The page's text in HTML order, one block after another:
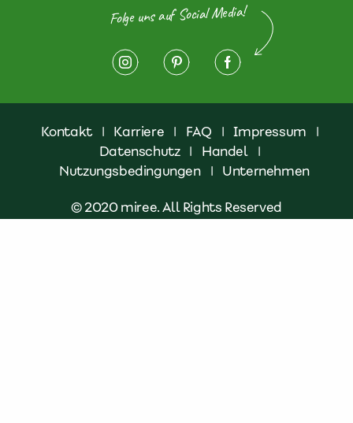
Folge uns auf Social Media!
Kontakt | Karriere | FAQ | Impressum
|
Datenschutz | Handel
|
Nutzungsbedingungen
| Unternehmen
© 2020 miree. All Rights Reserved